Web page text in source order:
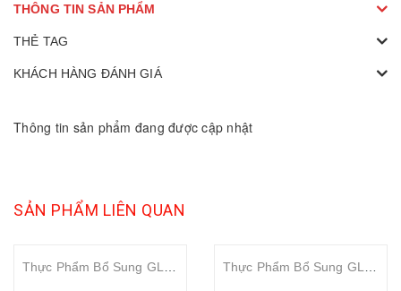
THÔNG TIN SẢN PHẨM
THẺ TAG
KHÁCH HÀNG ĐÁNH GIÁ
Thông tin sản phẩm đang được cập nhật
SẢN PHẨM LIÊN QUAN